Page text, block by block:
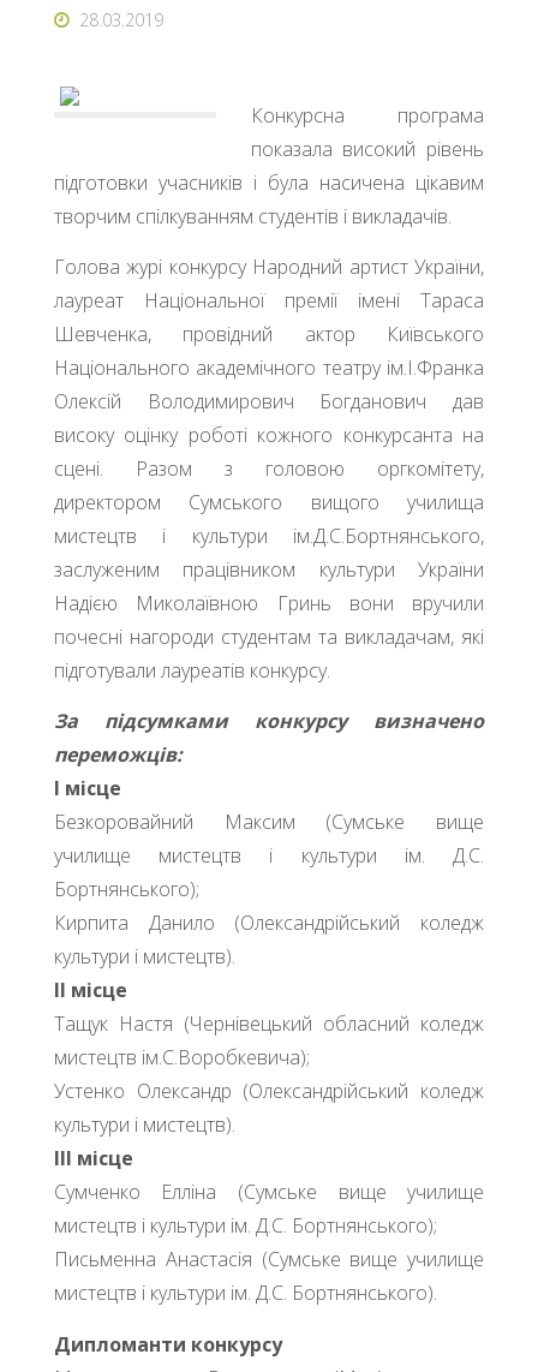
28.03.2019
Конкурсна програма
показала високий рівень
підготовки учасників і була насичена цікавим
творчим спілкуванням студентів і викладачів.
Голова журі конкурсу Народний артист України,
лауреат Національної премії імені Тараса
Шевченка, провідний актор Київського
Національного академічного театру ім.І.Франка
Олексій Володимирович Богданович дав
високу оцінку роботі кожного конкурсанта на
сцені. Разом з головою оргкомітету,
директором Сумського вищого училища
мистецтв і культури ім.Д.С.Бортнянського,
заслуженим працівником культури України
Надією Миколаївною Гринь вони вручили
почесні нагороди студентам та викладачам, які
підготували лауреатів конкурсу.
За підсумками конкурсу визначено
переможців:
І місце
Безкоровайний Максим (Сумське вище
училище мистецтв і культури ім. Д.С.
Бортнянського);
Кирпита Данило (Олександрійський коледж
культури і мистецтв).
ІІ місце
Тащук Настя (Чернівецький обласний коледж
мистецтв ім.С.Воробкевича);
Устенко Олександр (Олександрійський коледж
культури і мистецтв).
ІІІ місце
Сумченко Елліна (Сумське вище училище
мистецтв і культури ім. Д.С. Бортнянського);
Письменна Анастасія (Сумське вище училище
мистецтв і культури ім. Д.С. Бортнянського).
Дипломанти конкурсу